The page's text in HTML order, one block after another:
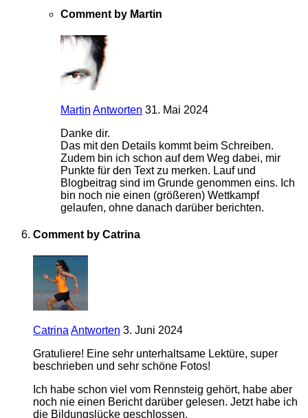
Comment by Martin
Martin Antworten 31. Mai 2024
Danke dir.
Das mit den Details kommt beim Schreiben.
Zudem bin ich schon auf dem Weg dabei, mir
Punkte für den Text zu merken. Lauf und
Blogbeitrag sind im Grunde genommen eins. Ich
bin noch nie einen (größeren) Wettkampf
gelaufen, ohne danach darüber berichten.
Comment by Catrina
Catrina Antworten 3. Juni 2024
Gratuliere! Eine sehr unterhaltsame Lektüre, super
beschrieben und sehr schöne Fotos!
Ich habe schon viel vom Rennsteig gehört, habe aber
noch nie einen Bericht darüber gelesen. Jetzt habe ich
die Bildungslücke geschlossen.